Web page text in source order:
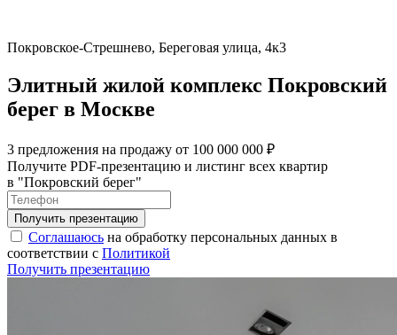
Покровское-Стрешнево, Береговая улица, 4к3
Элитный жилой комплекс Покровский
берег в Москве
3 предложения на продажу от 100 000 000 ₽
Получите PDF-презентацию и листинг всех квартир
в "Покровский берег"
Соглашаюсь на обработку персональных данных в
соответствии с Политикой
Получить презентацию